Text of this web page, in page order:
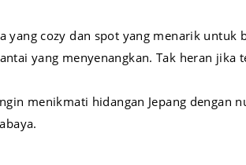
yang cozy dan spot yang menarik
yang menyenangkan. Tak heran
menikmati hidangan Jepang dengan